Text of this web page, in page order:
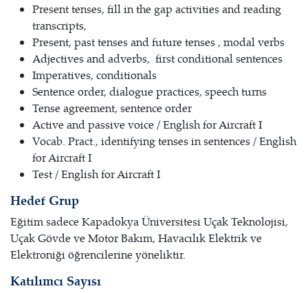
Present tenses, fill in the gap activities and reading
transcripts,
Present, past tenses and future tenses , modal verbs
Adjectives and adverbs, first conditional sentences
Imperatives, conditionals
Sentence order, dialogue practices, speech turns
Tense agreement, sentence order
Active and passive voice / English for Aircraft I
Vocab. Pract., identifying tenses in sentences / English
for Aircraft I
Test / English for Aircraft I
Hedef Grup
Eğitim sadece Kapadokya Üniversitesi Uçak Teknolojisi,
Uçak Gövde ve Motor Bakım, Havacılık Elektrik ve
Elektroniği öğrencilerine yöneliktir.
Katılımcı Sayısı